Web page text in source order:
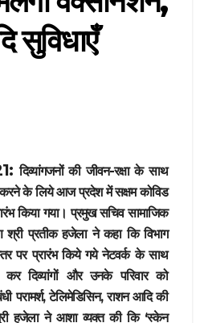
सुविधाएँ
दिव्यांगजनों की जीवन-रक्षा के साथ
करने के लिये आज प्रदेश में सक्षम कोविड
किया गया। प्रमुख सचिव सामाजिक
श्री प्रतीक हजेला ने कहा कि विभाग
स्तर पर प्रारंभ किये गये नेटवर्क के साथ
कर दिव्यांगों और उनके परिवार को
परामर्श, टेलिमेडिसिन, राशन आदि की
हजेला ने आशा व्यक्त की कि ‘स्केन